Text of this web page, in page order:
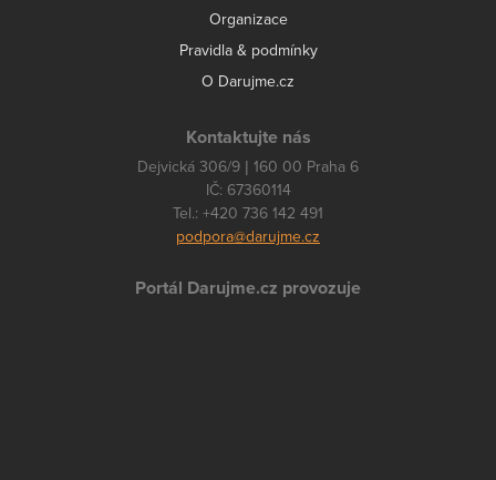
Organizace
Pravidla & podmínky
O Darujme.cz
Kontaktujte nás
Dejvická 306/9 | 160 00 Praha 6
IČ: 67360114
Tel.: +420 736 142 491
podpora@darujme.cz
Portál Darujme.cz provozuje